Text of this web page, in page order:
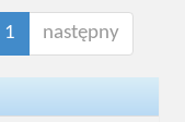
1 następny